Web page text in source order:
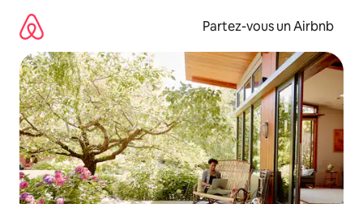
directement
contenu
Partez-vous un Airbnb